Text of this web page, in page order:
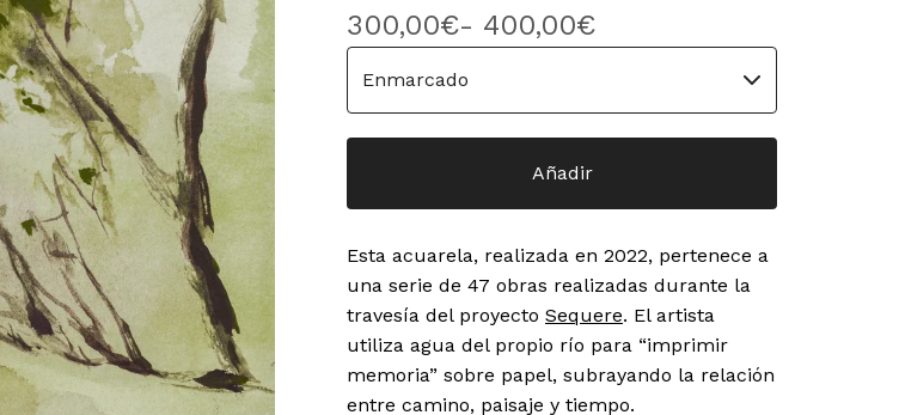
300,00€- 400,00€
Añadir
Esta acuarela, realizada en 2022, pertenece a
una serie de 47 obras realizadas durante la
travesía del proyecto Sequere. El artista
utiliza agua del propio río para “imprimir
memoria” sobre papel, subrayando la relación
entre camino, paisaje y tiempo.